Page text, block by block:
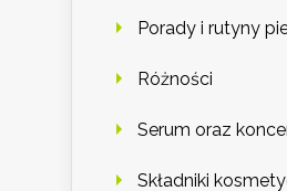
Porady i rutyny
Różności
Serum oraz
Składniki